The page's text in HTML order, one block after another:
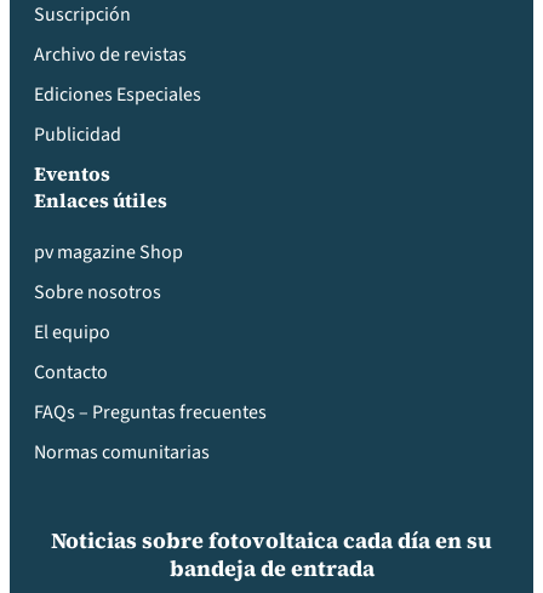
Suscripción
Archivo de revistas
Ediciones Especiales
Publicidad
Eventos
Enlaces útiles
pv magazine Shop
Sobre nosotros
El equipo
Contacto
FAQs – Preguntas frecuentes
Normas comunitarias
Noticias sobre fotovoltaica cada día en su
bandeja de entrada